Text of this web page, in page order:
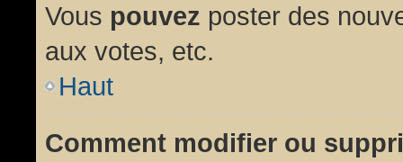
Vous pouvez poster des
aux votes, etc.
Haut
Comment modifier ou